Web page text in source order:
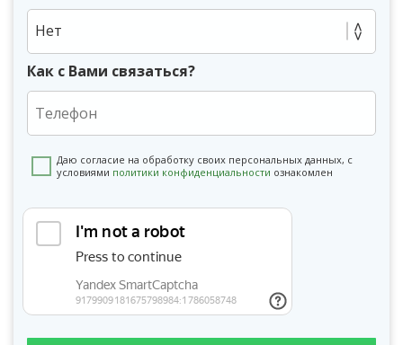
Нет
Как с Вами связаться?
Даю согласие на обработку своих персональных данных, с
условиями политики конфиденциальности ознакомлен